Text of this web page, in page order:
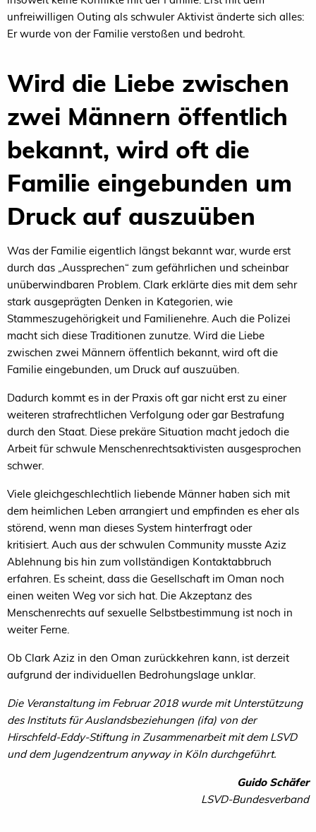
unfreiwilligen Outing als schwuler Aktivist änderte sich alles:
Er wurde von der Familie verstoßen und bedroht.
Wird die Liebe zwischen
zwei Männern öffentlich
bekannt, wird oft die
Familie eingebunden um
Druck auf auszuüben
Was der Familie eigentlich längst bekannt war, wurde erst
durch das „Aussprechen“ zum gefährlichen und scheinbar
unüberwindbaren Problem. Clark erklärte dies mit dem sehr
stark ausgeprägten Denken in Kategorien, wie
Stammeszugehörigkeit und Familienehre. Auch die Polizei
macht sich diese Traditionen zunutze. Wird die Liebe
zwischen zwei Männern öffentlich bekannt, wird oft die
Familie eingebunden, um Druck auf auszuüben.
Dadurch kommt es in der Praxis oft gar nicht erst zu einer
weiteren strafrechtlichen Verfolgung oder gar Bestrafung
durch den Staat. Diese prekäre Situation macht jedoch die
Arbeit für schwule Menschenrechtsaktivisten ausgesprochen
schwer.
Viele gleichgeschlechtlich liebende Männer haben sich mit
dem heimlichen Leben arrangiert und empfinden es eher als
störend, wenn man dieses System hinterfragt oder
kritisiert. Auch aus der schwulen Community musste Aziz
Ablehnung bis hin zum vollständigen Kontaktabbruch
erfahren. Es scheint, dass die Gesellschaft im Oman noch
einen weiten Weg vor sich hat. Die Akzeptanz des
Menschenrechts auf sexuelle Selbstbestimmung ist noch in
weiter Ferne.
Ob Clark Aziz in den Oman zurückkehren kann, ist derzeit
aufgrund der individuellen Bedrohungslage unklar.
Die Veranstaltung im Februar 2018 wurde mit Unterstützung
des Instituts für Auslandsbeziehungen (ifa) von der
Hirschfeld-Eddy-Stiftung in Zusammenarbeit mit dem LSVD
und dem Jugendzentrum anyway in Köln durchgeführt.
Guido Schäfer
LSVD-Bundesverband